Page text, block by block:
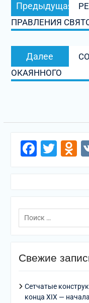
по
записям
Предыдущая
ПРАВЛЕНИЯ
Далее
ОКАЯННОГО
Поиск
по:
Свежие
Сетчатые
конца XIX —